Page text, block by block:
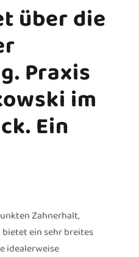
über die
Praxis
im
Ein
Zahnerhalt,
ein sehr breites
idealerweise